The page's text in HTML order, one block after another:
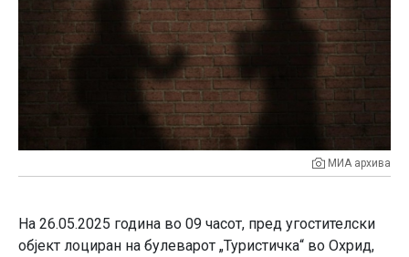
МИА архива
На 26.05.2025 година во 09 часот, пред угостителски
објект лоциран на булеварот „Туристичка“ во Охрид,